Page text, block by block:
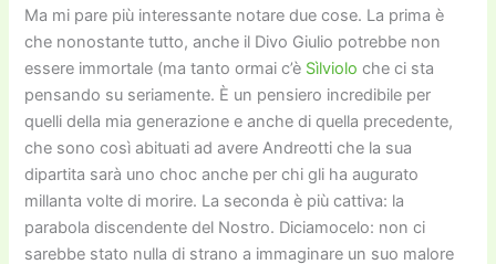
Ma mi pare più interessante notare due cose. La prima è
che nonostante tutto, anche il Divo Giulio potrebbe non
essere immortale (ma tanto ormai c’è Sìlviolo che ci sta
pensando su seriamente. È un pensiero incredibile per
quelli della mia generazione e anche di quella precedente,
che sono così abituati ad avere Andreotti che la sua
dipartita sarà uno choc anche per chi gli ha augurato
millanta volte di morire. La seconda è più cattiva: la
parabola discendente del Nostro. Diciamocelo: non ci
sarebbe stato nulla di strano a immaginare un suo malore